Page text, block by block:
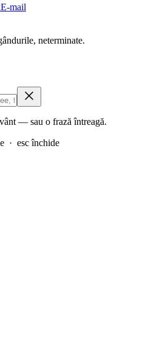
E-mail
neterminate.
— sau o frază întreagă.
· esc închide